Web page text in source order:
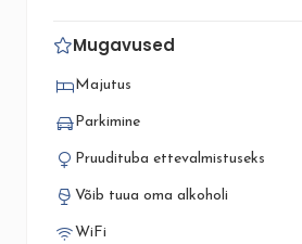
Mugavused
Majutus
Parkimine
Pruudituba ettevalmistuseks
Võib tuua oma alkoholi
WiFi